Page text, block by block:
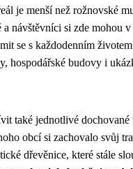
je menší než rožnovské
návštěvníci si zde mohou
se s každodenním
hospodářské budovy i
také jednotlivé dochované
obcí si zachovalo svůj
dřevěnice, které stále